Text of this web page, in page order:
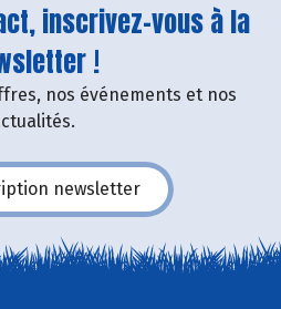
inscrivez-vous à la
!
nos événements et nos
newsletter